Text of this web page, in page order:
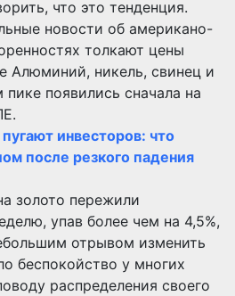
что это тенденция.
новости об американо-
толкают цены
Алюминий, никель, свинец и
появились сначала на
инвесторов: что
после резкого падения
золото пережили
упав более чем на 4,5%,
отрывом изменить
беспокойство у многих
распределения своего